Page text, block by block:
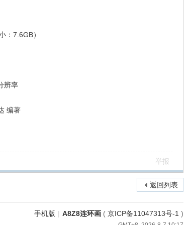
：7.6GB）
辨率
编著
举报
返回列表
手机版 | A8Z8连环画( 京ICP备11047313号-1 )